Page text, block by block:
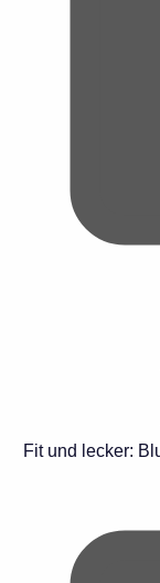
Fit und lecker: